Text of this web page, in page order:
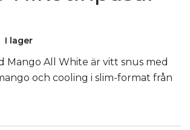
I lager
Mango All White är vitt snus med
och cooling i slim-format från